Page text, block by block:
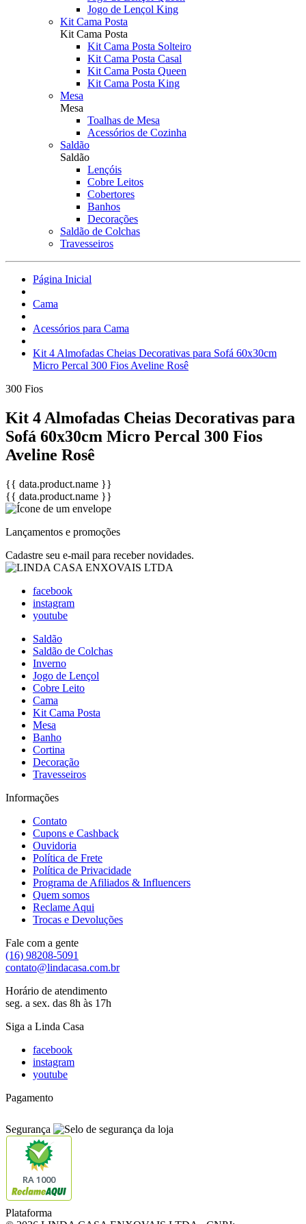
Jogo de Lençol King
Kit Cama Posta
Kit Cama Posta
Kit Cama Posta Solteiro
Kit Cama Posta Casal
Kit Cama Posta Queen
Kit Cama Posta King
Mesa
Mesa
Toalhas de Mesa
Acessórios de Cozinha
Saldão
Saldão
Lençóis
Cobre Leitos
Cobertores
Banhos
Decorações
Saldão de Colchas
Travesseiros
Página Inicial
Cama
Acessórios para Cama
Kit 4 Almofadas Cheias Decorativas para Sofá 60x30cm
Micro Percal 300 Fios Aveline Rosê
300 Fios
Kit 4 Almofadas Cheias Decorativas para
Sofá 60x30cm Micro Percal 300 Fios
Aveline Rosê
{{ data.product.name }}
{{ data.product.name }}
Lançamentos e promoções
Cadastre seu e-mail para receber novidades.
facebook
instagram
youtube
Saldão
Saldão de Colchas
Inverno
Jogo de Lençol
Cobre Leito
Cama
Kit Cama Posta
Mesa
Banho
Cortina
Decoração
Travesseiros
Informações
Contato
Cupons e Cashback
Ouvidoria
Política de Frete
Política de Privacidade
Programa de Afiliados & Influencers
Quem somos
Reclame Aqui
Trocas e Devoluções
Fale com a gente
(16) 98208-5091
contato@lindacasa.com.br
Horário de atendimento
seg. a sex. das 8h às 17h
Siga a Linda Casa
facebook
instagram
youtube
Pagamento
Segurança
RA 1000
Plataforma